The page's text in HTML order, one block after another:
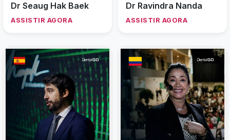
Dr Seaug Hak Baek
ASSISTIR AGORA
Dr Ravindra Nanda
ASSISTIR AGORA